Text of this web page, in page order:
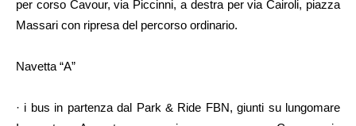
per corso Cavour, via Piccinni, a destra per via Cairoli, piazza
Massari con ripresa del percorso ordinario.
Navetta “A”
· i bus in partenza dal Park & Ride FBN, giunti su lungomare